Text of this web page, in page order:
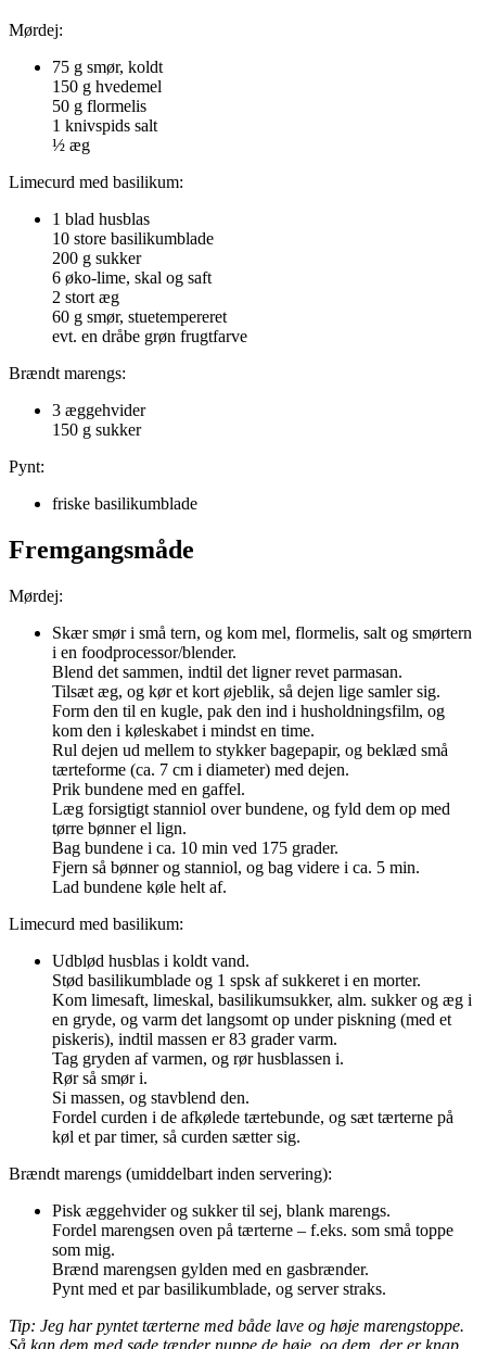
Mørdej:
75 g smør, koldt
150 g hvedemel
50 g flormelis
1 knivspids salt
½ æg
Limecurd med basilikum:
1 blad husblas
10 store basilikumblade
200 g sukker
6 øko-lime, skal og saft
2 stort æg
60 g smør, stuetempereret
evt. en dråbe grøn frugtfarve
Brændt marengs:
3 æggehvider
150 g sukker
Pynt:
friske basilikumblade
Fremgangsmåde
Mørdej:
Skær smør i små tern, og kom mel, flormelis, salt og smørtern
i en foodprocessor/blender.
Blend det sammen, indtil det ligner revet parmasan.
Tilsæt æg, og kør et kort øjeblik, så dejen lige samler sig.
Form den til en kugle, pak den ind i husholdningsfilm, og
kom den i køleskabet i mindst en time.
Rul dejen ud mellem to stykker bagepapir, og beklæd små
tærteforme (ca. 7 cm i diameter) med dejen.
Prik bundene med en gaffel.
Læg forsigtigt stanniol over bundene, og fyld dem op med
tørre bønner el lign.
Bag bundene i ca. 10 min ved 175 grader.
Fjern så bønner og stanniol, og bag videre i ca. 5 min.
Lad bundene køle helt af.
Limecurd med basilikum:
Udblød husblas i koldt vand.
Stød basilikumblade og 1 spsk af sukkeret i en morter.
Kom limesaft, limeskal, basilikumsukker, alm. sukker og æg i
en gryde, og varm det langsomt op under piskning (med et
piskeris), indtil massen er 83 grader varm.
Tag gryden af varmen, og rør husblassen i.
Rør så smør i.
Si massen, og stavblend den.
Fordel curden i de afkølede tærtebunde, og sæt tærterne på
køl et par timer, så curden sætter sig.
Brændt marengs (umiddelbart inden servering):
Pisk æggehvider og sukker til sej, blank marengs.
Fordel marengsen oven på tærterne – f.eks. som små toppe
som mig.
Brænd marengsen gylden med en gasbrænder.
Pynt med et par basilikumblade, og server straks.
Tip: Jeg har pyntet tærterne med både lave og høje marengstoppe.